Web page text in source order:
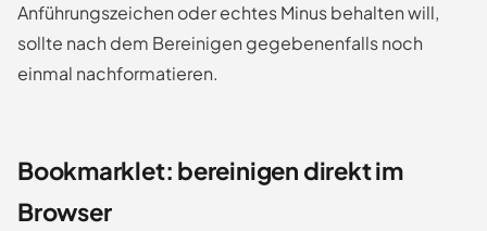
Anführungszeichen oder echtes Minus behalten will,
sollte nach dem Bereinigen gegebenenfalls noch
einmal nachformatieren.
Bookmarklet: bereinigen direkt im
Browser